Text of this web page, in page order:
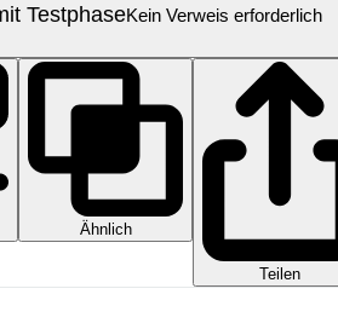
TestphaseKein Verweis erforderlich
Ähnlich
Teilen